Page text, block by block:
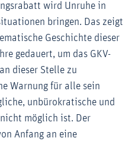
wird Unruhe in
bringen. Das zeigt
Geschichte dieser
gedauert, um das GKV-
dieser Stelle zu
Warnung für alle sein
unbürokratische und
möglich ist. Der
Anfang an eine